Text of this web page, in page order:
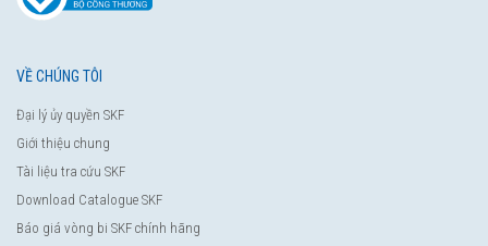
VỀ CHÚNG TÔI
Đại lý ủy quyền SKF
Giới thiệu chung
Tài liệu tra cứu SKF
Download Catalogue SKF
Báo giá vòng bi SKF chính hãng